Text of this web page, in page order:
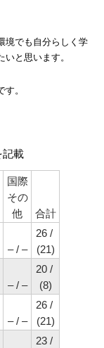
境でも自分らしく学
と思います。
。
載
国際
その
他
合計
– / –
26 /
(21)
– / –
20 /
(8)
– / –
26 /
(21)
23 /